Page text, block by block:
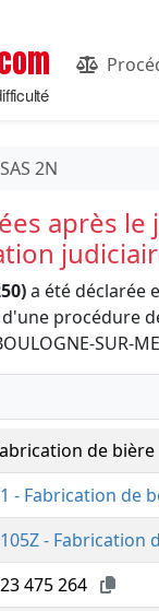
SAS 2N
après
a été déclarée
procédure
SUR-
de bière
- Fabrication de
- Fabrication
475 264